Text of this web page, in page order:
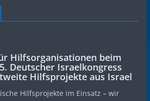
Hilfsorganisationen beim
Deutscher Israelkongress
Hilfsprojekte aus Israel
Hilfsprojekte im Einsatz – wir